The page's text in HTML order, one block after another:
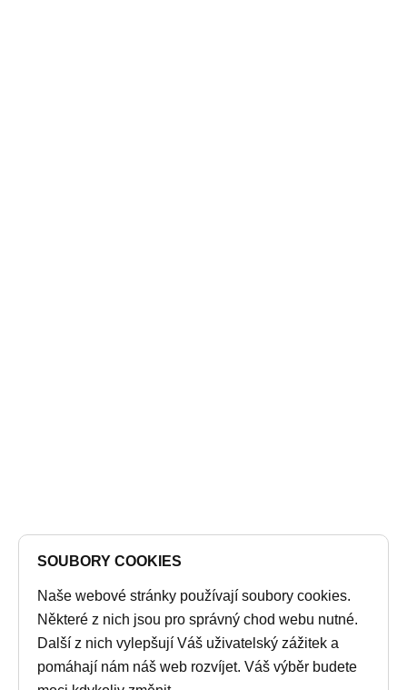
SOUBORY COOKIES
Naše webové stránky používají soubory cookies.
Některé z nich jsou pro správný chod webu nutné.
Další z nich vylepšují Váš uživatelský zážitek a
pomáhají nám náš web rozvíjet. Váš výběr budete